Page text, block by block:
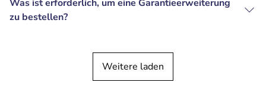
Was ist erforderlich, um eine Garantieerweiterung
zu bestellen?
Weitere laden